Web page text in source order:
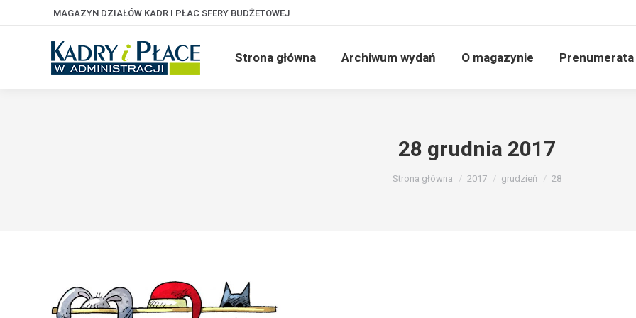
MAGAZYN DZIAŁÓW KADR I PŁAC SFERY BUDŻETOWEJ
Strona główna Archiwum wydań O magazynie Prenumerata
28 grudnia 2017
Jesteś tutaj:
Strona główna 2017 grudzień 28